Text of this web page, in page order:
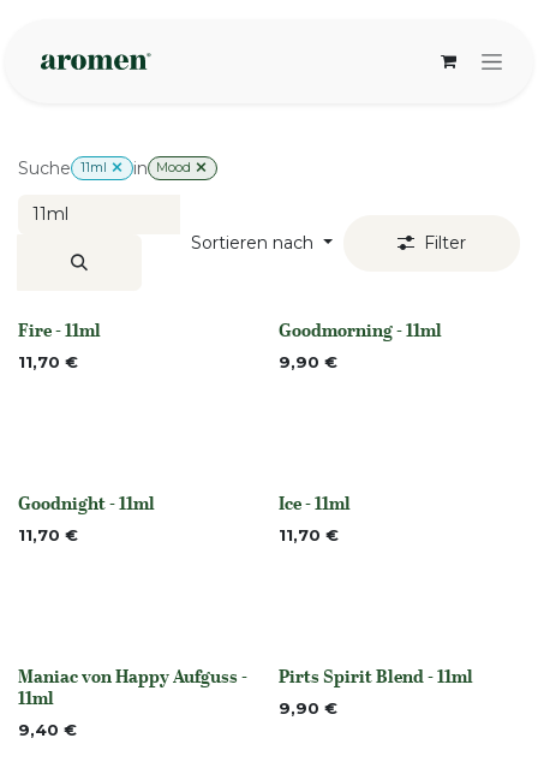
Suche 11ml in Mood
Sortieren nach Filter
Nicht vorrättig
Fire - 11ml
11,70 € None
Goodmorning - 11ml
9,90 €
None
Goodnight - 11ml
11,70 € None
Ice - 11ml
11,70 €
None
Maniac von Happy Aufguss -
11ml
9,40 € Nicht vorrättig
Pirts Spirit Blend - 11ml
9,90 €